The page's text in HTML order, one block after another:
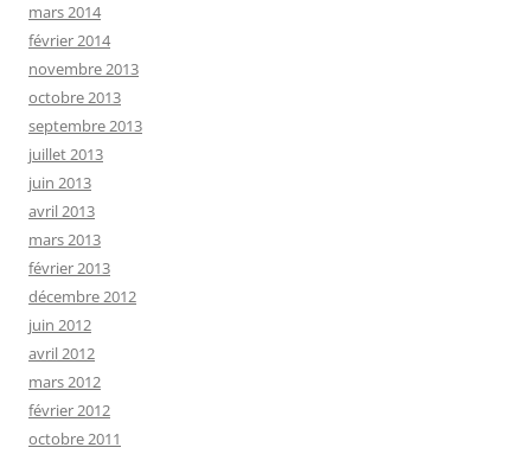
mars 2014
février 2014
novembre 2013
octobre 2013
septembre 2013
juillet 2013
juin 2013
avril 2013
mars 2013
février 2013
décembre 2012
juin 2012
avril 2012
mars 2012
février 2012
octobre 2011